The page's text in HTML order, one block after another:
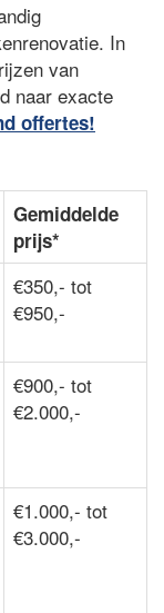
In
van
naar exacte
offertes!
Gemiddelde
prijs*
€350,- tot
€950,-
€900,- tot
€2.000,-
€1.000,- tot
€3.000,-